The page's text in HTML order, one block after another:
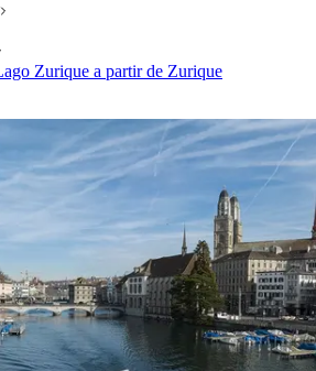
Zurique a partir de Zurique